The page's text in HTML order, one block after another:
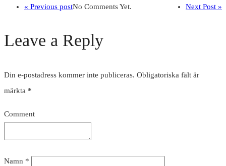
« Previous post Next Post »
No Comments Yet.
Leave a Reply
Din e-postadress kommer inte publiceras. Obligatoriska fält är
märkta *
Comment
Namn *